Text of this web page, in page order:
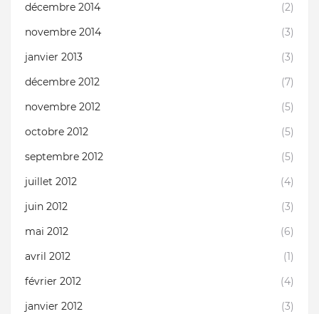
décembre 2014
(2)
novembre 2014
(3)
janvier 2013
(3)
décembre 2012
(7)
novembre 2012
(5)
octobre 2012
(5)
septembre 2012
(5)
juillet 2012
(4)
juin 2012
(3)
mai 2012
(6)
avril 2012
(1)
février 2012
(4)
janvier 2012
(3)